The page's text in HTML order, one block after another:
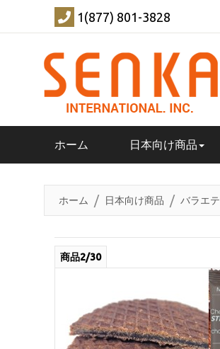
1(877) 801-3828
ホーム 日本向け商品
ホーム 日本向け商品 バラエ
商品2/30